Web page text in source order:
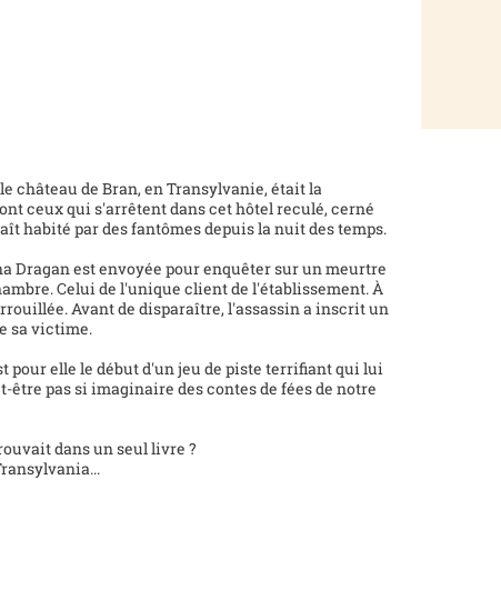
château de Bran, en Transylvanie, était la
ceux qui s'arrêtent dans cet hôtel reculé, cerné
habité par des fantômes depuis la nuit des temps.
Dragan est envoyée pour enquêter sur un meurtre
Celui de l'unique client de l'établissement. À
Avant de disparaître, l'assassin a inscrit un
sa victime.
pour elle le début d'un jeu de piste terrifiant qui lui
pas si imaginaire des contes de fées de notre
dans un seul livre ?